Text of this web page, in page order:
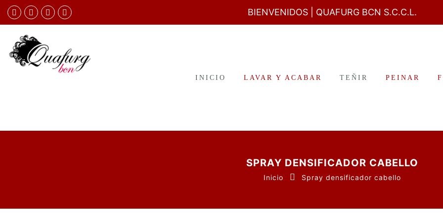
BIENVENIDOS | QUAFURG BCN S.C.C.L.
INICIO LAVAR Y ACABAR TEÑIR PEINAR
SPRAY DENSIFICADOR CABELLO
Inicio Spray densificador cabello